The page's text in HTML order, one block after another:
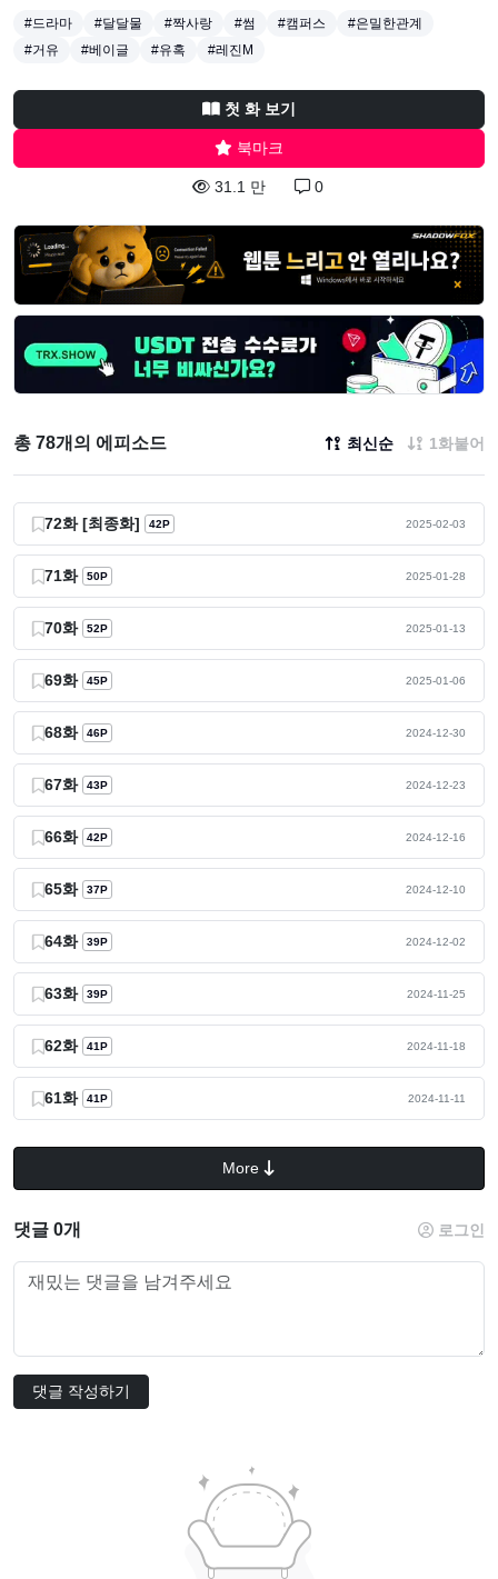
#드라마 #달달물 #짝사랑 #썸 #캠퍼스
#은밀한관계
#거유
#베이글 #유혹 #레진M
첫 화 보기
북마크
31.1 만 0
총 78개의 에피소드 최신순 1화붙어
72화 [최종화] 42P 2025-02-03
71화 50P 2025-01-28
70화 52P 2025-01-13
69화 45P 2025-01-06
68화 46P 2024-12-30
67화 43P 2024-12-23
66화 42P 2024-12-16
65화 37P 2024-12-10
64화 39P 2024-12-02
63화 39P 2024-11-25
62화 41P 2024-11-18
61화 41P 2024-11-11
More
댓글 0개 로그인
댓글 작성하기